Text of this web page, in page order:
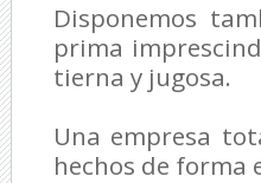
Disponemos
prima
tierna y jugosa.
Una empresa
hechos de forma